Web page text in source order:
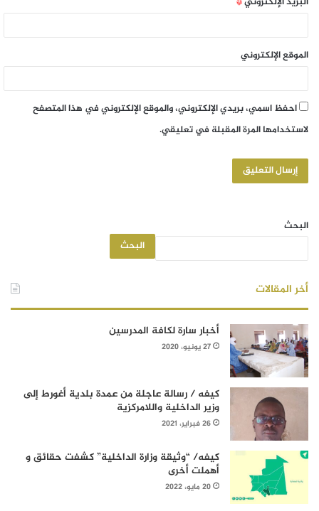
الموقع الإلكتروني
احفظ اسمي، بريدي الإلكتروني، والموقع الإلكتروني في هذا المتصفح
لاستخدامها المرة المقبلة في تعليقي.
البحث
البحث
أخر المقالات
أخبار سارة لكافة المدرسين
27 يونيو، 2020
كيفه / رسالة عاجلة من عمدة بلدية أغورط إلى
وزير الداخلية واللامركزية
26 فبراير، 2021
كيفه/ “وثيقة وزارة الداخلية” كشفت حقائق و
أهملت أخرى
20 مايو، 2022